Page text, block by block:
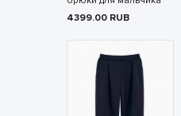
4399.00 RUB